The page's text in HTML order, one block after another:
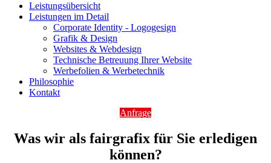
Leistungsübersicht
Leistungen im Detail
Corporate Identity - Logogesign
Grafik & Design
Websites & Webdesign
Technische Betreuung Ihrer Website
Werbefolien & Werbetechnik
Philosophie
Kontakt
Anfrage
Was wir als fairgrafix für Sie erledigen
können?